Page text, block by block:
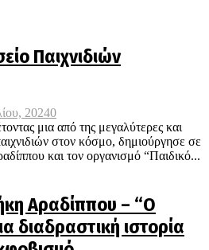
Παιχνιδιών
20240
μια από της μεγαλύτερες και
στον κόσμο, δημιούργησε σε
και τον οργανισμό “Παιδικό...
Αραδίππου – “Ο
διαδραστική ιστορία